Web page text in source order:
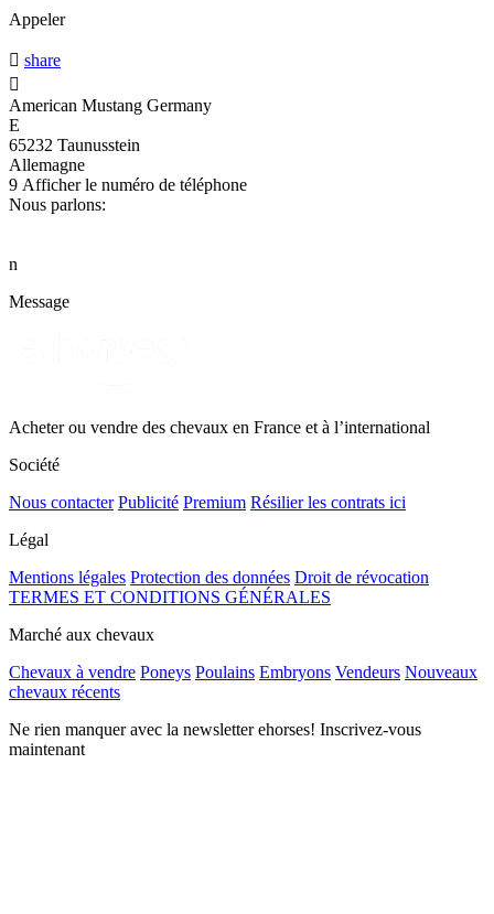
Appeler
 share

American Mustang Germany
E
65232 Taunusstein
Allemagne
9 Afficher le numéro de téléphone
Nous parlons:
n
Message
Acheter ou vendre des chevaux en France et à l’international
Société
Nous contacter Publicité Premium Résilier les contrats ici
Légal
Mentions légales Protection des données Droit de révocation
TERMES ET CONDITIONS GÉNÉRALES
Marché aux chevaux
Chevaux à vendre Poneys Poulains Embryons Vendeurs Nouveaux
chevaux récents
Ne rien manquer avec la newsletter ehorses! Inscrivez-vous
maintenant